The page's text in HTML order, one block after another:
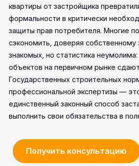
квартиры от застройщика
формальности в критически
защиты прав потребителя.Многие
сэкономить, доверяя
знакомых, но статистика
объектов на первичном рынке
Государственных строительных
профессиональной экспертизы —
единственный законный способ
выполнить свои обязательства в
Получить консультацию